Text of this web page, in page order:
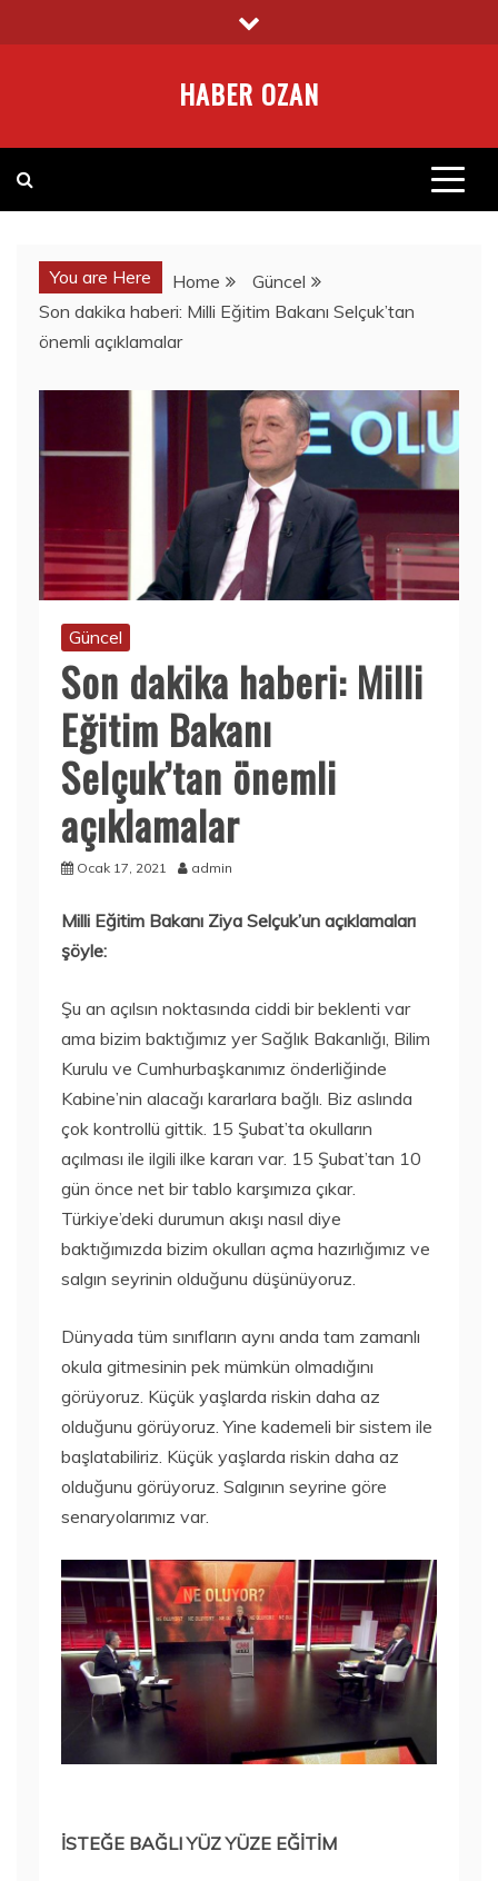
to
HABER OZAN
You are Here Home
Güncel
Son dakika haberi: Milli Eğitim Bakanı Selçuk’tan
önemli açıklamalar
Güncel
Son dakika haberi: Milli
Eğitim Bakanı
Selçuk’tan önemli
açıklamalar
Ocak 17, 2021 admin
Milli Eğitim Bakanı Ziya Selçuk’un açıklamaları
şöyle:
Şu an açılsın noktasında ciddi bir beklenti var
ama bizim baktığımız yer Sağlık Bakanlığı, Bilim
Kurulu ve Cumhurbaşkanımız önderliğinde
Kabine’nin alacağı kararlara bağlı. Biz aslında
çok kontrollü gittik. 15 Şubat’ta okulların
açılması ile ilgili ilke kararı var. 15 Şubat’tan 10
gün önce net bir tablo karşımıza çıkar.
Türkiye’deki durumun akışı nasıl diye
baktığımızda bizim okulları açma hazırlığımız ve
salgın seyrinin olduğunu düşünüyoruz.
Dünyada tüm sınıfların aynı anda tam zamanlı
okula gitmesinin pek mümkün olmadığını
görüyoruz. Küçük yaşlarda riskin daha az
olduğunu görüyoruz. Yine kademeli bir sistem ile
başlatabiliriz. Küçük yaşlarda riskin daha az
olduğunu görüyoruz. Salgının seyrine göre
senaryolarımız var.
İSTEĞE BAĞLI YÜZ YÜZE EĞİTİM